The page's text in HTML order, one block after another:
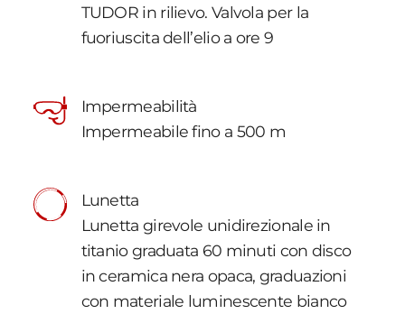
TUDOR in rilievo. Valvola per la
fuoriuscita dell’elio a ore 9
Impermeabilità
Impermeabile fino a 500 m
Lunetta
Lunetta girevole unidirezionale in
titanio graduata 60 minuti con disco
in ceramica nera opaca, graduazioni
con materiale luminescente bianco